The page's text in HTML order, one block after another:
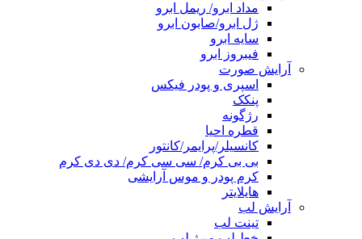
مداد ابرو/ ریمل ابرو
ژل ابرو/صابون ابرو
سایه ابرو
فیبروز ابرو
آرایش صورت
اسپری و پودر فیکس
پنکک
رژگونه
قطره احیا
کانسیلر/پرایمر/کانتور
بی بی کرم/ سی سی کرم/ دی دی کرم
کرم پودر و موس آرایشی
هایلایتر
آرایش لب
تینت لب